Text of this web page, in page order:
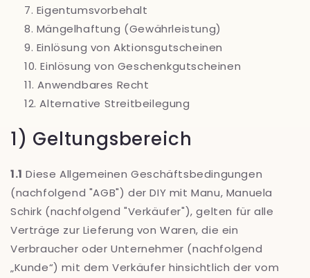
Eigentumsvorbehalt
Mängelhaftung (Gewährleistung)
Einlösung von Aktionsgutscheinen
Einlösung von Geschenkgutscheinen
Anwendbares Recht
Alternative Streitbeilegung
1) Geltungsbereich
1.1 Diese Allgemeinen Geschäftsbedingungen
(nachfolgend "AGB") der DIY mit Manu, Manuela
Schirk (nachfolgend "Verkäufer"), gelten für alle
Verträge zur Lieferung von Waren, die ein
Verbraucher oder Unternehmer (nachfolgend
„Kunde“) mit dem Verkäufer hinsichtlich der vom